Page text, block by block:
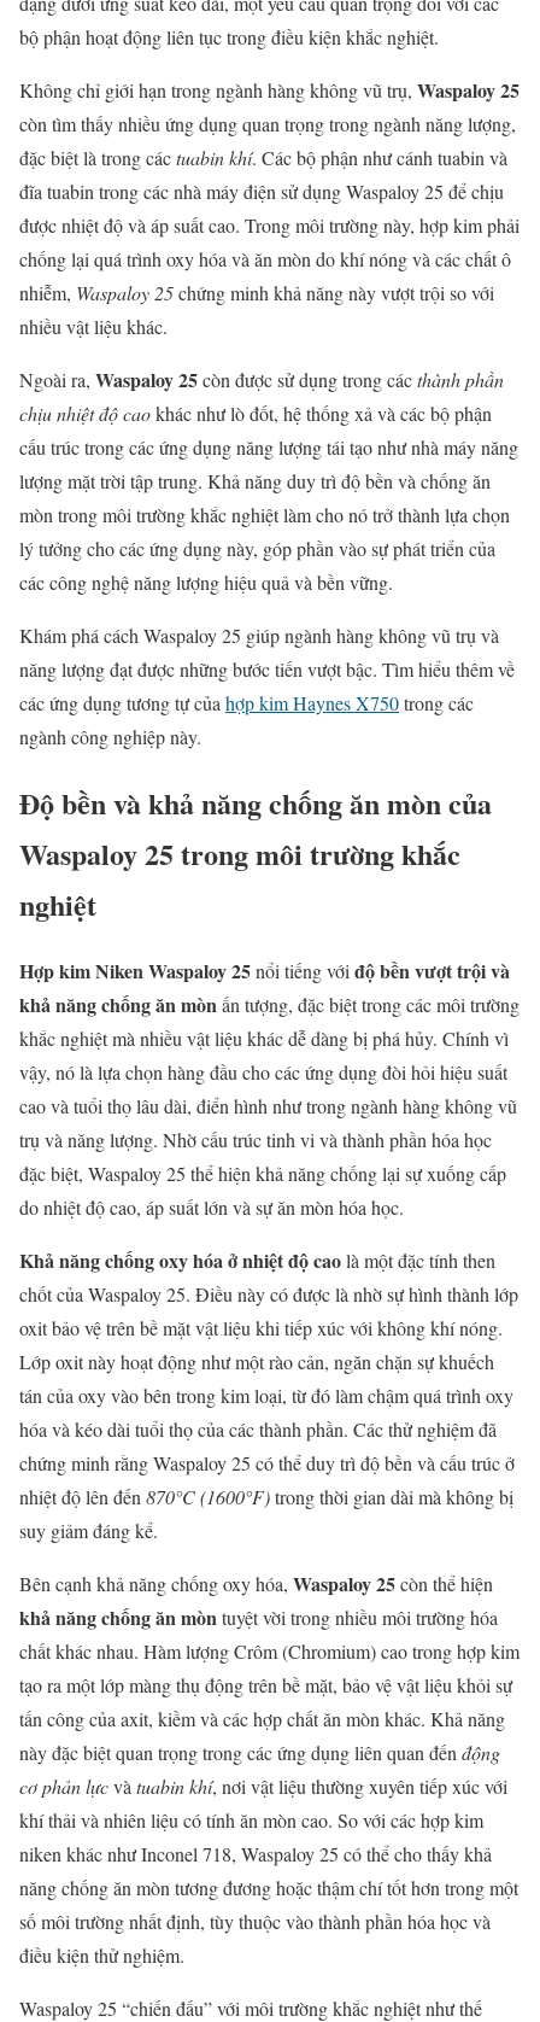
bộ phận hoạt động liên tục trong điều kiện khắc nghiệt.
Không chỉ giới hạn trong ngành hàng không vũ trụ, Waspaloy 25
còn tìm thấy nhiều ứng dụng quan trọng trong ngành năng lượng,
đặc biệt là trong cáctuabin khí. Các bộ phận như cánh tuabin và
đĩa tuabin trong các nhà máy điện sử dụng Waspaloy 25 để chịu
được nhiệt độ và áp suất cao. Trong môi trường này, hợp kim phải
chống lại quá trình oxy hóa và ăn mòn do khí nóng và các chất ô
nhiễm, Waspaloy 25chứng minh khả năng này vượt trội so với
nhiều vật liệu khác.
Ngoài ra, Waspaloy 25còn được sử dụng trong cácthành phần
chịu nhiệt độ caokhác như lò đốt, hệ thống xả và các bộ phận
cấu trúc trong các ứng dụng năng lượng tái tạo như nhà máy năng
lượng mặt trời tập trung. Khả năng duy trì độ bền và chống ăn
mòn trong môi trường khắc nghiệt làm cho nó trở thành lựa chọn
lý tưởng cho các ứng dụng này, góp phần vào sự phát triển của
các công nghệ năng lượng hiệu quả và bền vững.
Khám phá cách Waspaloy 25 giúp ngành hàng không vũ trụ và
năng lượng đạt được những bước tiến vượt bậc. Tìm hiểu thêm về
các ứng dụng tương tự của hợp kim Haynes X750trong các
ngành công nghiệp này.
Độ bền và khả năng chống ăn mòn của
Waspaloy 25 trong môi trường khắc
nghiệt
Hợp kim Niken Waspaloy 25nổi tiếng với độ bền vượt trội và
khả năng chống ăn mònấn tượng, đặc biệt trong các môi trường
khắc nghiệt mà nhiều vật liệu khác dễ dàng bị phá hủy. Chính vì
vậy, nó là lựa chọn hàng đầu cho các ứng dụng đòi hỏi hiệu suất
cao và tuổi thọ lâu dài, điển hình như trong ngành hàng không vũ
trụ và năng lượng. Nhờ cấu trúc tinh vi và thành phần hóa học
đặc biệt, Waspaloy 25 thể hiện khả năng chống lại sự xuống cấp
do nhiệt độ cao, áp suất lớn và sự ăn mòn hóa học.
Khả năng chống oxy hóa ở nhiệt độ caolà một đặc tính then
chốt của Waspaloy 25. Điều này có được là nhờ sự hình thành lớp
oxit bảo vệ trên bề mặt vật liệu khi tiếp xúc với không khí nóng.
Lớp oxit này hoạt động như một rào cản, ngăn chặn sự khuếch
tán của oxy vào bên trong kim loại, từ đó làm chậm quá trình oxy
hóa và kéo dài tuổi thọ của các thành phần. Các thử nghiệm đã
chứng minh rằng Waspaloy 25 có thể duy trì độ bền và cấu trúc ở
nhiệt độ lên đến 870°C (1600°F)trong thời gian dài mà không bị
suy giảm đáng kể.
Bên cạnh khả năng chống oxy hóa, Waspaloy 25còn thể hiện
khả năng chống ăn mòntuyệt vời trong nhiều môi trường hóa
chất khác nhau. Hàm lượng Crôm (Chromium) cao trong hợp kim
tạo ra một lớp màng thụ động trên bề mặt, bảo vệ vật liệu khỏi sự
tấn công của axit, kiềm và các hợp chất ăn mòn khác. Khả năng
này đặc biệt quan trọng trong các ứng dụng liên quan đến động
cơ phản lựcvà tuabin khí, nơi vật liệu thường xuyên tiếp xúc với
khí thải và nhiên liệu có tính ăn mòn cao. So với các hợp kim
niken khác như Inconel 718, Waspaloy 25 có thể cho thấy khả
năng chống ăn mòn tương đương hoặc thậm chí tốt hơn trong một
số môi trường nhất định, tùy thuộc vào thành phần hóa học và
điều kiện thử nghiệm.
Waspaloy 25 “chiến đấu” với môi trường khắc nghiệt như thế